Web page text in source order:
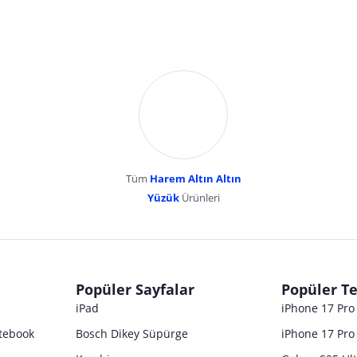
YENİBOSNA MERKEZ MAH LADİN SOK
Tüm Harem Altın Altın
YüzükÜrünleri
Popüler Sayfalar
iPad
Bosch Dikey Süpürge
Popüler
iPhone 17
iPhone 17 Pro